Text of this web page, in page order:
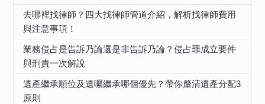
去哪裡找律師？四大找律師管道介紹，解析找律師費用
與注意事項！
業務侵占是告訴乃論還是非告訴乃論？侵占罪成立要件
與刑責一次解說
遺產繼承順位及遺囑繼承哪個優先？帶你釐清遺產分配3
原則